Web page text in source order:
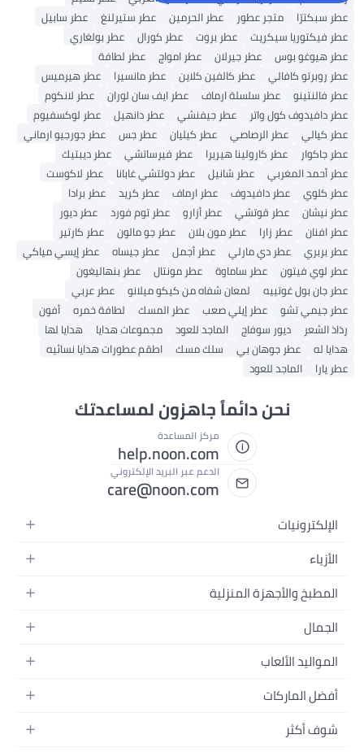
عطر سبكترّا
متجر عطور عطر الحرمين عطر ستيرلنغ
عطر سابيل
عطر فيكتوريا سيكريت
عطر بروت عطر كورال
عطر بولغاري
عطر هيوغو بوس
عطر جيرلان عطر امواج
عطر لطافة
عطر روبرتو كافالي
عطر كالفين كلاين عطر مانسيرا
عطر هيرميس
عطر فالنتينو
عطر سلسلة ارماف عطر ايف سان لوران
عطر لانكوم
عطر دافيدوف كول واتر
عطر جيفنشي عطر دانهيل
عطر لوكسفيوم
عطر كيالي
عطر الرصاصي عطر كيليان عطر جس
عطر جورجيو ارماني
عطر جاكوار
عطر كارولينا هيريرا عطر فيرساتشي
عطر ديبتيك
عطر أحمد المغربي
عطر شانيل عطر دولتشي غابانا
عطر لاكوست
عطر كلوي
عطر دافيدوف عطر ارماف عطر كريد
عطر برادا
عطر نيشان
عطر قوتشي عطر أزارو عطر توم فورد
عطر ديور
عطر افنان
عطر زارا عطر مون بلان عطر جو مالون
عطر كارتير
عطر بربري
عطر دي مارلي عطر أجمل عطر جيساه
عطر إيسي مياكي
عطر لوي فيتون
عطر ساماوة عطر مونتال
عطر بنهاليغون
عطر جان بول غوتييه
لمعان شفاه من كيكو ميلانو
عطر عربي
عطر جيمي تشو
عطر إيلي صعب عطر المسك لطافة خمره
أفون
رذاذ الشعر
ديور سوفاج الماجد للعود مجموعات هدايا
هدايا لها
هدايا له
عطر جوهان بي سلك مسك
اطقم عطورات هدايا نسائيه
عطر يارا
الماجد للعود
نحن دائماً جاهزون لمساعدتك
مركز المساعدة
help.noon.com
الدعم عبر البريد الإلكتروني
care@noon.com
الإلكترونيات
الهواتف المتحركة
أجهزة الكمبيوتر المحمولة
التلفزيونات
أجهزة الألعاب
إكسسوارات الجوال
الأجهزة القابلة للارتداء
الأزياء
أحذية رياضية رجالية
الساعات
حقائب الظهر
بلوزات نسائية
النظارات
المطبخ والأجهزة المنزلية
الأجهزة الكبيرة
التخزين
الأثاث
أدوات الطبخ
الجمال
العطور
العناية بالشعر
العناية الشخصية
المواليد الألعاب
أثاث الأطفال
الحفاضات
أفضل الماركات
أبل
شوف أكثر